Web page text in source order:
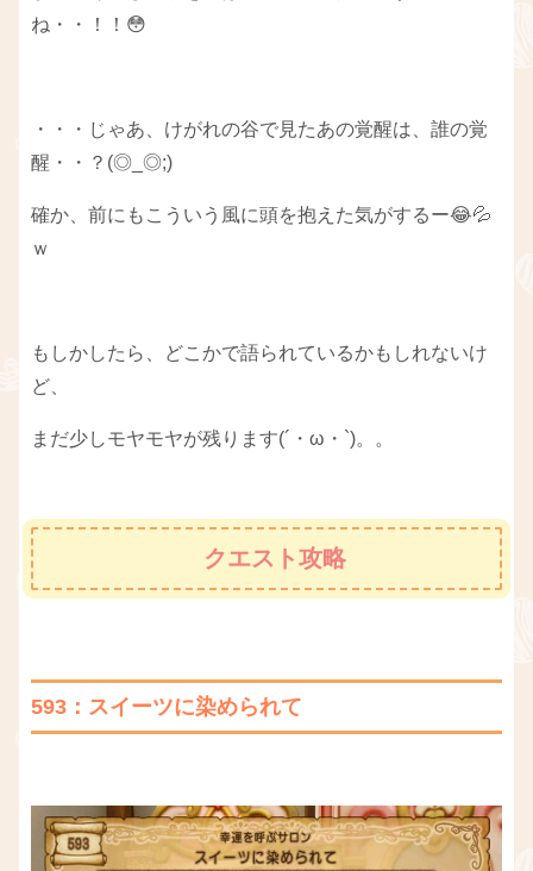
ね・・！！😳
・・・じゃあ、けがれの谷で見たあの覚醒は、誰の覚
醒・・？(◎_◎;)
確か、前にもこういう風に頭を抱えた気がするー😂💦
ｗ
もしかしたら、どこかで語られているかもしれないけ
ど、
まだ少しモヤモヤが残ります(´・ω・`)。。
クエスト攻略
593：スイーツに染められて